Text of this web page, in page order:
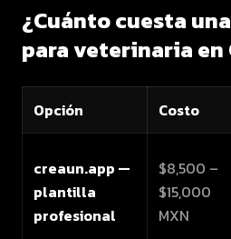
¿Cuánto cuesta
para veterinaria en
Opción Costo
creaun.app —
plantilla
profesional
$8,500 –
$15,000
MXN